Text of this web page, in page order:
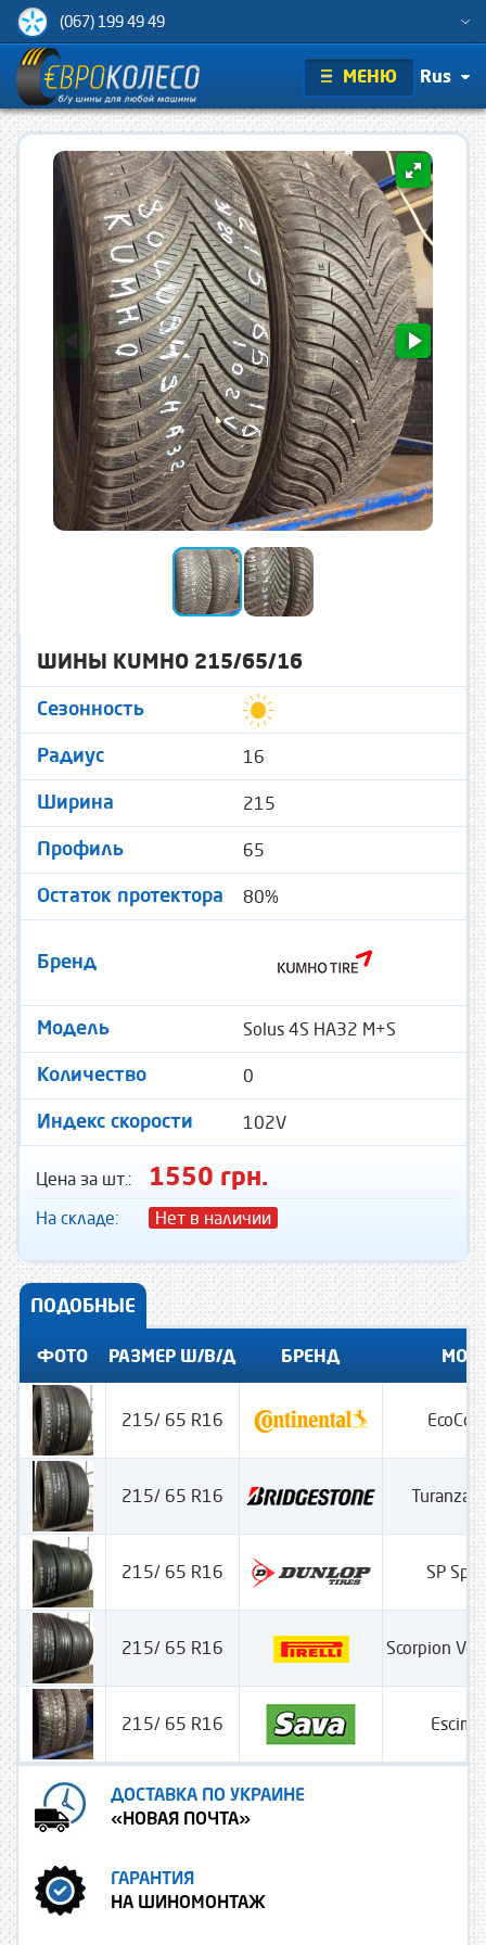
(067) 199 49 49
МЕНЮ Rus
ШИНЫ KUMHO 215/65/16
Сезонность
Радиус 16
Ширина 215
Профиль 65
Остаток протектора 80%
Бренд
Модель Solus 4S HA32 M+S
Количество 0
Индекс скорости 102V
Цена за шт.: 1550 грн.
На складе: Нет в наличии
ПОДОБНЫЕ
ФОТО РАЗМЕР Ш/В/Д БРЕНД
215/ 65 R16
215/ 65 R16 Turanza
215/ 65 R16 SP
215/ 65 R16 Scorpion
215/ 65 R16
ДОСТАВКА ПО УКРАИНЕ
«НОВАЯ ПОЧТА»
ГАРАНТИЯ
НА ШИНОМОНТАЖ